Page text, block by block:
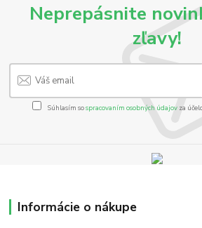
Neprepásnite
zľavy!
Súhlasím sospracovaním osobných údajov za
Informácie o nákupe